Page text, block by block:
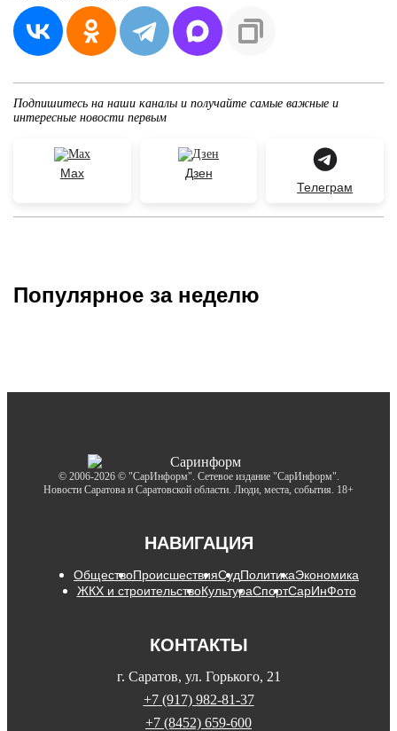
Подпишитесь на наши каналы и получайте самые важные и
интересные новости первым
Max
Дзен
Телеграм
Популярное за неделю
© 2006-2026 © "СарИнформ". Сетевое издание "СарИнформ".
Новости Саратова и Саратовской области. Люди, места, события. 18+
НАВИГАЦИЯ
ОбществоПроисшествияСудПолитикаЭкономика
ЖКХ и строительствоКультураСпортСарИнФото
КОНТАКТЫ
г. Саратов, ул. Горького, 21
+7 (917) 982-81-37
+7 (8452) 659-600